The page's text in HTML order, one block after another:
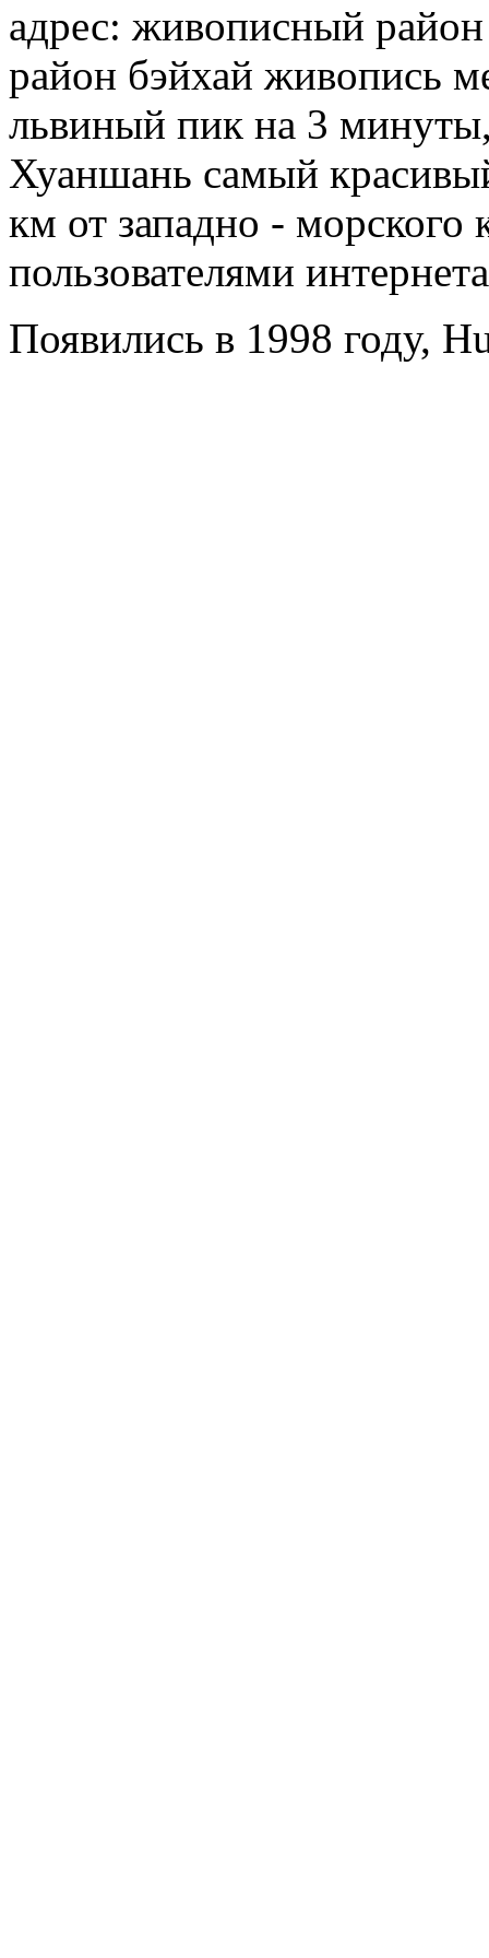
адрес: живописный
район бэйхай живопись
львиный пик на 3
Хуаншань самый
км от западно - морского
пользователями
Появились в 1998 году,